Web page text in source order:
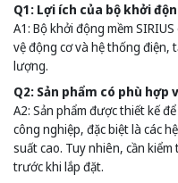
Q1: Lợi ích của bộ khởi
A1: Bộ khởi động mềm
vệ động cơ và hệ thống điện,
lượng.
Q2: Sản phẩm có phù
A2: Sản phẩm được thiết kế
công nghiệp, đặc biệt là các
suất cao. Tuy nhiên, cần
trước khi lắp đặt.